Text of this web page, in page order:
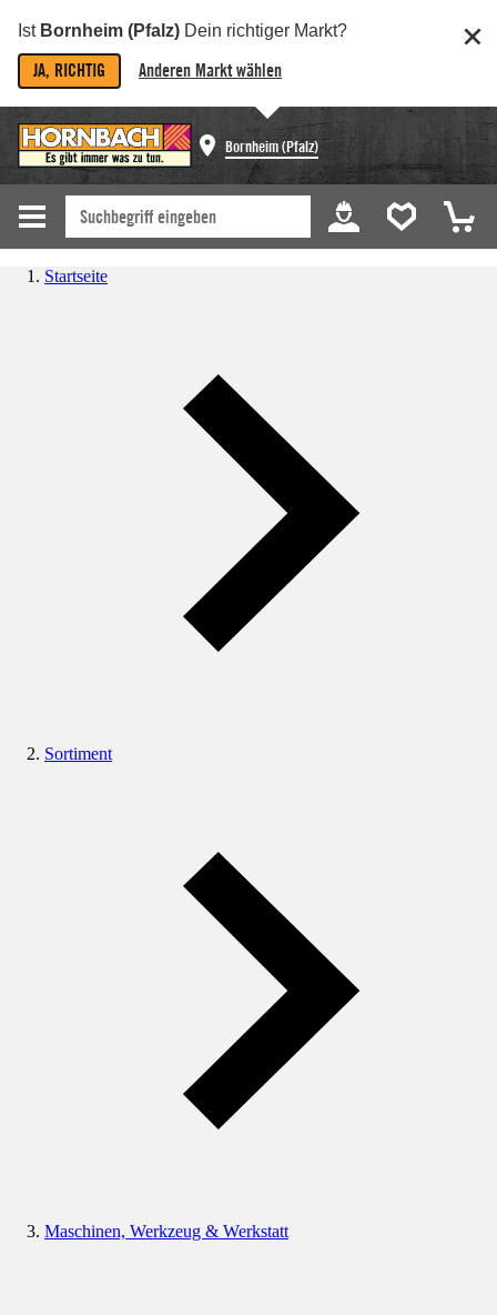
Ist Bornheim (Pfalz) Dein richtiger Markt?
JA, RICHTIG Anderen Markt wählen
Bornheim (Pfalz)
Startseite
Sortiment
Maschinen, Werkzeug & Werkstatt